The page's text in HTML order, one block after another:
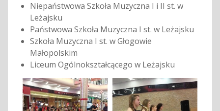
Niepaństwowa Szkoła Muzyczna I i II st. w
Leżajsku
Państwowa Szkoła Muzyczna I st. w Leżajsku
Szkoła Muzyczna I st. w Głogowie
Małopolskim
Liceum Ogólnokształcącego w Leżajsku